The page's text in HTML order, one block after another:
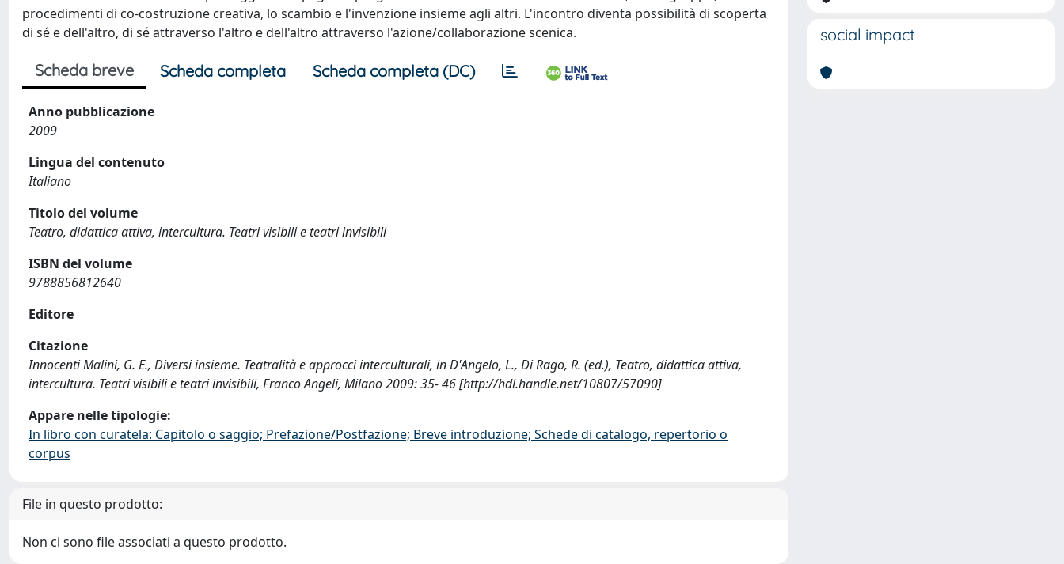
procedimenti di co-costruzione creativa, lo scambio e l'invenzione insieme agli altri. L'incontro diventa possibilità di scoperta
di sé e dell'altro, di sé attraverso l'altro e dell'altro attraverso l'azione/collaborazione scenica.
Scheda breve Scheda completa Scheda completa (DC)
Anno pubblicazione
2009
Lingua del contenuto
Italiano
Titolo del volume
Teatro, didattica attiva, intercultura. Teatri visibili e teatri invisibili
ISBN del volume
9788856812640
Editore
Citazione
Innocenti Malini, G. E., Diversi insieme. Teatralità e approcci interculturali, in D'Angelo, L., Di Rago, R. (ed.), Teatro, didattica attiva,
intercultura. Teatri visibili e teatri invisibili, Franco Angeli, Milano 2009: 35- 46 [http://hdl.handle.net/10807/57090]
Appare nelle tipologie:
In libro con curatela: Capitolo o saggio; Prefazione/Postfazione; Breve introduzione; Schede di catalogo, repertorio o
corpus
File in questo prodotto:
Non ci sono file associati a questo prodotto.
social impact